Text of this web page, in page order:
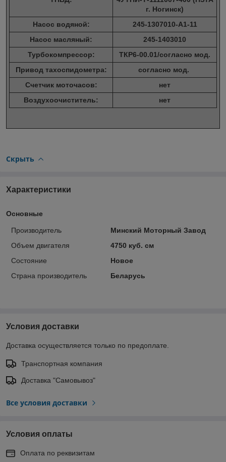
г. Ногинск)
Насос водяной:
245-1307010-А1-11
Насос масляный:
245-1403010
Турбокомпрессор:
ТКР6-00.01/согласно мод.
Привод тахоспидометра:
согласно мод.
Счетчик моточасов:
нет
Воздухоочиститель:
нет
Скрыть
Характеристики
Основные
Производитель
Минский Моторный Завод
Объем двигателя
4750 куб. см
Состояние
Новое
Страна производитель
Беларусь
Условия доставки
Доставка осуществляется только по предоплате.
Транспортная компания
Доставка "Самовывоз"
Все условия доставки
Условия оплаты
Оплата по реквизитам